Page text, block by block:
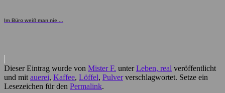
Im Büro weiß man nie ...
Dieser Eintrag wurde von Mister F. unterLeben, real veröffentlicht
und mit auerei, Kaffee, Löffel, Pulververschlagwortet. Setze ein
Lesezeichen für den Permalink.